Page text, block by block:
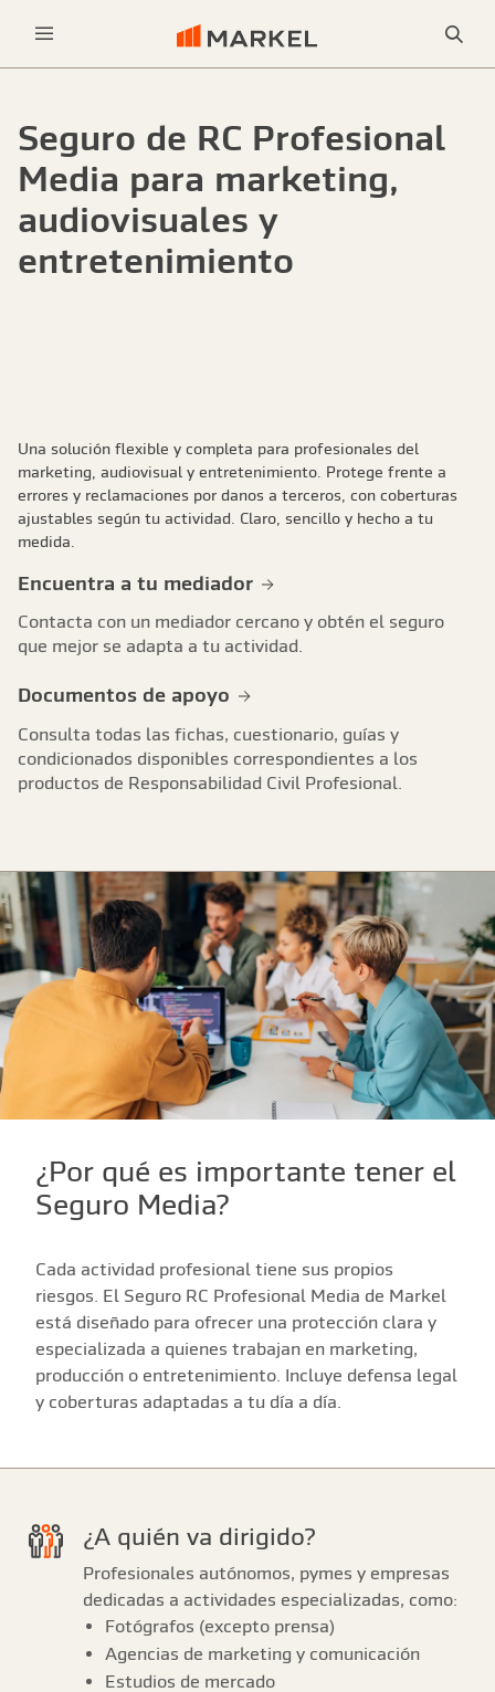
Seguro de RC Profesional
Media para marketing,
audiovisuales y
entretenimiento
Una solución flexible y completa para profesionales del
marketing, audiovisual y entretenimiento. Protege frente a
errores y reclamaciones por danos a terceros, con coberturas
ajustables según tu actividad. Claro, sencillo y hecho a tu
medida.
Encuentra a tu mediador
Contacta con un mediador cercano y obtén el seguro
que mejor se adapta a tu actividad.
Documentos de apoyo
Consulta todas las fichas, cuestionario, guías y
condicionados disponibles correspondientes a los
productos de Responsabilidad Civil Profesional.
¿Por qué es importante tener el
Seguro Media?
Cada actividad profesional tiene sus propios
riesgos. El Seguro RC Profesional Media de Markel
está diseñado para ofrecer una protección clara y
especializada a quienes trabajan en marketing,
producción o entretenimiento. Incluye defensa legal
y coberturas adaptadas a tu día a día.
¿A quién va dirigido?
Profesionales autónomos, pymes y empresas
dedicadas a actividades especializadas, como:
Fotógrafos (excepto prensa)
Agencias de marketing y comunicación
Estudios de mercado